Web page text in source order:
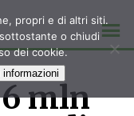
mln
propri e di altri siti.
o chiudi
dei cookie.
informazioni